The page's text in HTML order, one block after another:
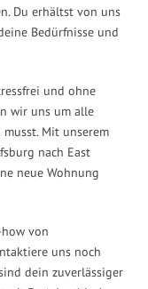
Du erhältst von uns
Bedürfnisse und
und ohne
wir uns um alle
Mit unserem
nach East
neue Wohnung
von
uns noch
dein zuverlässiger